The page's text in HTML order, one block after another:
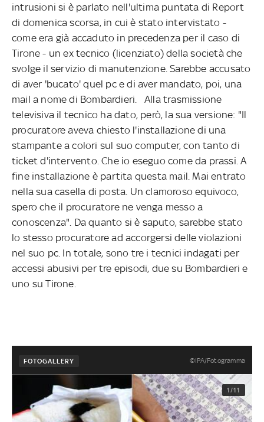
intrusioni si è parlato nell'ultima puntata di Report
di domenica scorsa, in cui è stato intervistato -
come era già accaduto in precedenza per il caso di
Tirone - un ex tecnico (licenziato) della società che
svolge il servizio di manutenzione. Sarebbe accusato
di aver 'bucato' quel pc e di aver mandato, poi, una
mail a nome di Bombardieri. Alla trasmissione
televisiva il tecnico ha dato, però, la sua versione: "Il
procuratore aveva chiesto l'installazione di una
stampante a colori sul suo computer, con tanto di
ticket d'intervento. Che io eseguo come da prassi. A
fine installazione è partita questa mail. Mai entrato
nella sua casella di posta. Un clamoroso equivoco,
spero che il procuratore ne venga messo a
conoscenza". Da quanto si è saputo, sarebbe stato
lo stesso procuratore ad accorgersi delle violazioni
nel suo pc. In totale, sono tre i tecnici indagati per
accessi abusivi per tre episodi, due su Bombardieri e
uno su Tirone.
FOTOGALLERY ©IPA/Fotogramma
1/11